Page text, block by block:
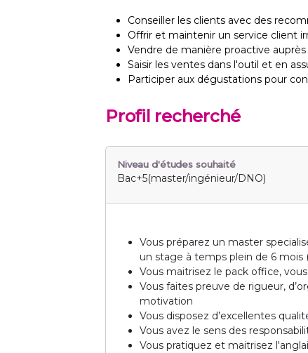
Conseiller les clients avec des
Offrir et maintenir un service client
Vendre de manière proactive
Saisir les ventes dans l'outil et en
Participer aux dégustations pour
Profil recherché
Niveau d'études souhaité
Bac+5(master/ingénieur/DNO)
Vous préparez un master
un stage à temps plein de 6 mois
Vous maitrisez le pack office,
Vous faites preuve de rigueur,
motivation
Vous disposez d’excellentes
Vous avez le sens des
Vous pratiquez et maitrisez